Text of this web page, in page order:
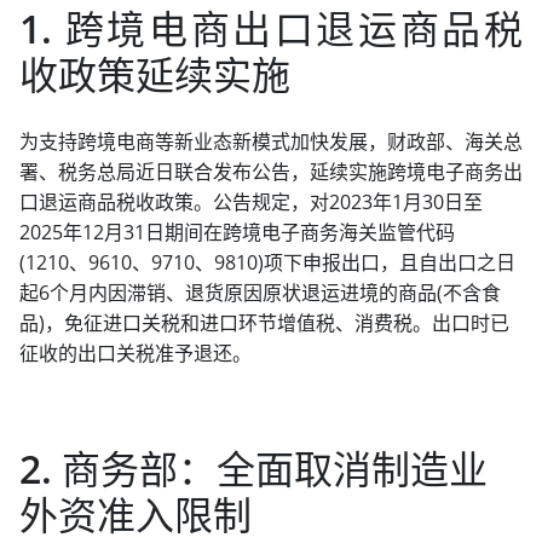
1. 跨境电商出口退运商品税
收政策延续实施
为支持跨境电商等新业态新模式加快发展，财政部、海关总
署、税务总局近日联合发布公告，延续实施跨境电子商务出
口退运商品税收政策。公告规定，对2023年1月30日至
2025年12月31日期间在跨境电子商务海关监管代码
(1210、9610、9710、9810)项下申报出口，且自出口之日
起6个月内因滞销、退货原因原状退运进境的商品(不含食
品)，免征进口关税和进口环节增值税、消费税。出口时已
征收的出口关税准予退还。
2. 商务部：全面取消制造业
外资准入限制